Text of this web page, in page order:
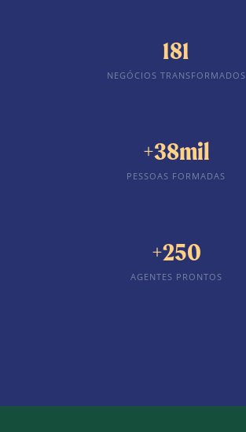
181
NEGÓCIOS TRANSFORMADOS
+38mil
PESSOAS FORMADAS
+250
AGENTES PRONTOS